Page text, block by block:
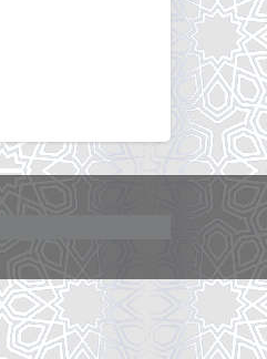
11-
1414هـ